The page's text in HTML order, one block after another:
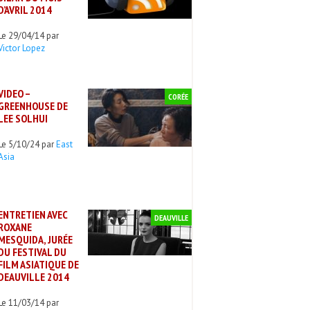
2014
29/04/14 par
Lopez
–
DE
SOLHUI
5/10/24 parEast
CORÉE
AVEC
JURÉE
FESTIVAL DU
ASIATIQUE DE
2014
11/03/14 par
DEAUVILLE